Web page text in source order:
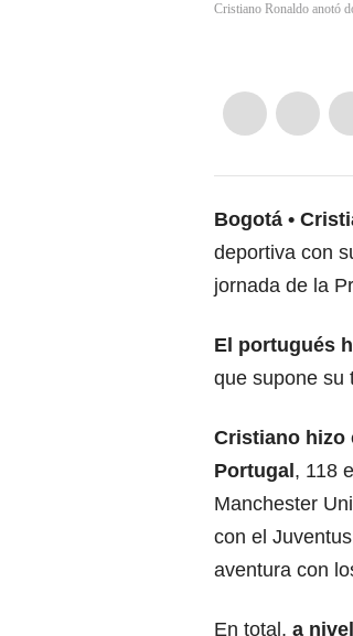
Cristiano Ronaldo anotó
Bogotá
deportiva con
jornada de la
El portugués
que supone su
Cristiano hizo
Portugal , 118
Manchester
con el
aventura con
En total, a